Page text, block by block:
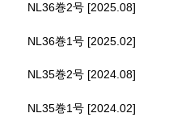
NL36巻2号 [2025.08]
NL36巻1号 [2025.02]
NL35巻2号 [2024.08]
NL35巻1号 [2024.02]